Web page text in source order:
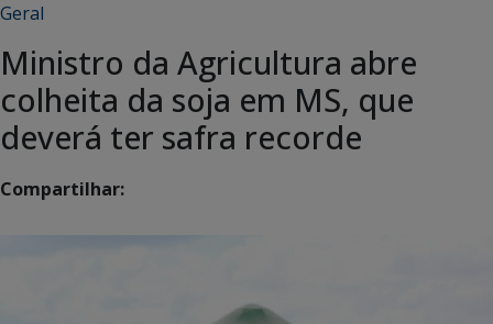
Geral
Ministro da Agricultura abre
colheita da soja em MS, que
deverá ter safra recorde
Compartilhar: